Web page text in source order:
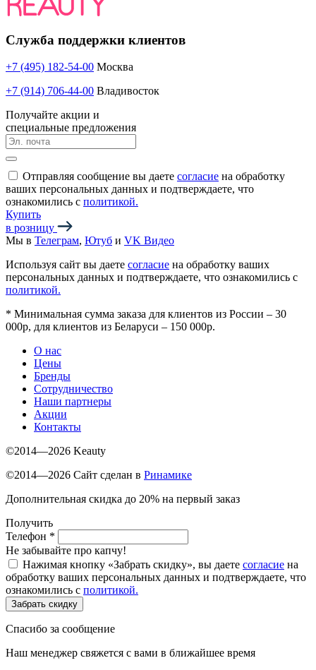
Служба поддержки клиентов
+7 (495) 182-54-00 Москва
+7 (914) 706-44-00 Владивосток
Получайте акции и
специальные предложения
Отправляя сообщение вы даете согласие на обработку
ваших персональных данных и подтверждаете, что
ознакомились с политикой.
Купить
в розницу
Мы в Телеграм, Ютуб и VK Видео
Используя сайт вы даете согласие на обработку ваших
персональных данных и подтверждаете, что ознакомились с
политикой.
* Минимальная сумма заказа для клиентов из России – 30
000р, для клиентов из Беларуси – 150 000р.
О нас
Цены
Бренды
Сотрудничество
Наши партнеры
Акции
Контакты
©2014—2026 Keauty
©2014—2026 Сайт сделан в Ринамике
Дополнительная скидка до 20% на первый заказ
Получить
Телефон *
Не забывайте про капчу!
Нажимая кнопку «Забрать скидку», вы даете согласие на
обработку ваших персональных данных и подтверждаете, что
ознакомились с политикой.
Забрать скидку
Спасибо за сообщение
Наш менеджер свяжется с вами в ближайшее время